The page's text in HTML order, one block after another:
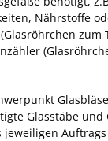
Nährstoffe
zum
Glasstäbe und